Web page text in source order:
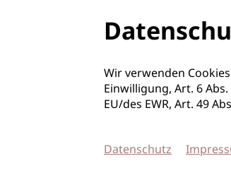
Wir verwenden
Einwilligung, Art. 6
EU/des EWR, Art. 49
Datenschutz